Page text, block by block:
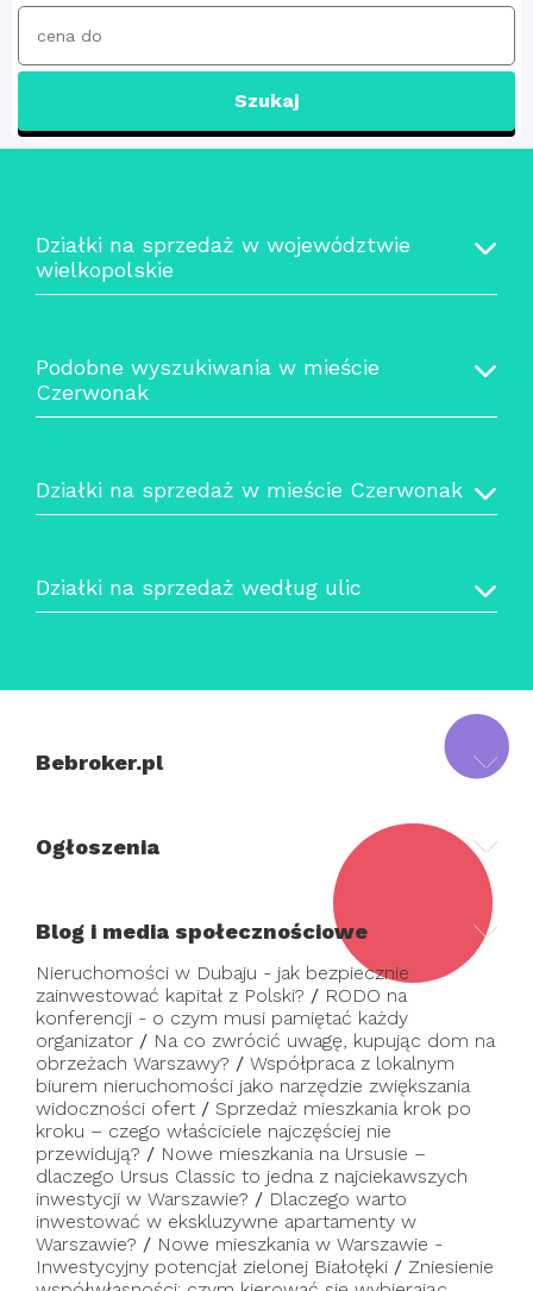
Szukaj
Działki na sprzedaż w województwie
wielkopolskie
Podobne wyszukiwania w mieście
Czerwonak
Działki na sprzedaż w mieście Czerwonak
Działki na sprzedaż według ulic
Bebroker.pl
Ogłoszenia
Blog i media społecznościowe
Nieruchomości w Dubaju - jak bezpiecznie
zainwestować kapitał z Polski? / RODO na
konferencji - o czym musi pamiętać każdy
organizator / Na co zwrócić uwagę, kupując dom na
obrzeżach Warszawy? / Współpraca z lokalnym
biurem nieruchomości jako narzędzie zwiększania
widoczności ofert / Sprzedaż mieszkania krok po
kroku – czego właściciele najczęściej nie
przewidują? / Nowe mieszkania na Ursusie –
dlaczego Ursus Classic to jedna z najciekawszych
inwestycji w Warszawie? / Dlaczego warto
inwestować w ekskluzywne apartamenty w
Warszawie? / Nowe mieszkania w Warszawie -
Inwestycyjny potencjał zielonej Białołęki / Zniesienie